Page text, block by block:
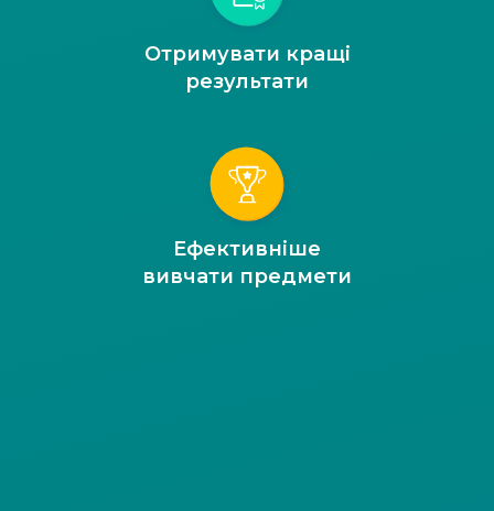
Отримувати кращі
результати
Ефективніше
вивчати предмети